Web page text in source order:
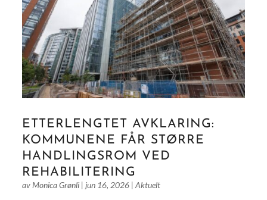
ETTERLENGTET AVKLARING:
KOMMUNENE FÅR STØRRE
HANDLINGSROM VED
REHABILITERING
av Monica Grønli| jun 16, 2026| Aktuelt